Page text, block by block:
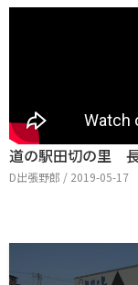
道の駅田切の里
D出張野郎 / 2019-05-17